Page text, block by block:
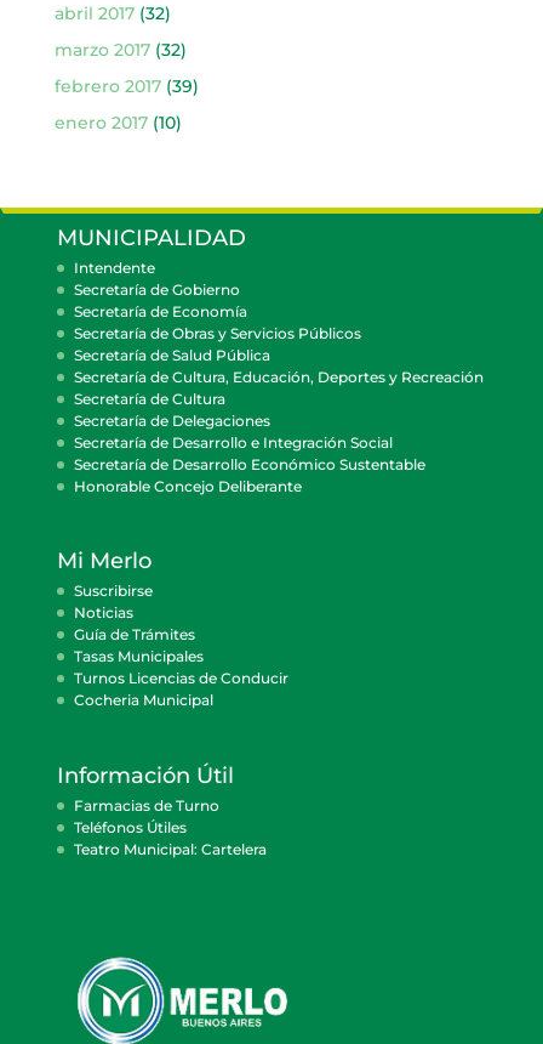
abril 2017(32)
marzo 2017(32)
febrero 2017(39)
enero 2017(10)
MUNICIPALIDAD
Intendente
Secretaría de Gobierno
Secretaría de Economía
Secretaría de Obras y Servicios Públicos
Secretaría de Salud Pública
Secretaría de Cultura, Educación, Deportes y Recreación
Secretaría de Cultura
Secretaría de Delegaciones
Secretaría de Desarrollo e Integración Social
Secretaría de Desarrollo Económico Sustentable
Honorable Concejo Deliberante
Mi Merlo
Suscribirse
Noticias
Guía de Trámites
Tasas Municipales
Turnos Licencias de Conducir
Cocheria Municipal
Información Útil
Farmacias de Turno
Teléfonos Útiles
Teatro Municipal: Cartelera